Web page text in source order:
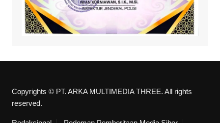
Copyrights © PT. ARKA MULTIMEDIA THREE. All rights
reserved.